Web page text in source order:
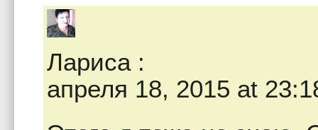
Лариса:
апреля 18, 2015 at